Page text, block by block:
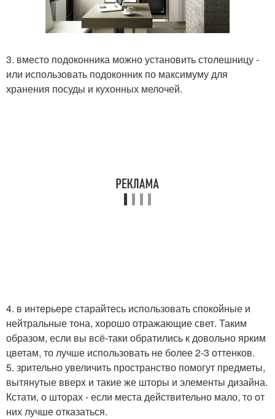
3. вместо подоконника можно установить столешницу -
или использовать подоконник по максимуму для
хранения посуды и кухонных мелочей.
4. в интерьере старайтесь использовать спокойные и
нейтральные тона, хорошо отражающие свет. Таким
образом, если вы всё-таки обратились к довольно ярким
цветам, то лучше использовать не более 2-3 оттенков.
5. зрительно увеличить пространство помогут предметы,
вытянутые вверх и такие же шторы и элементы дизайна.
Кстати, о шторах - если места действительно мало, то от
них лучше отказаться.